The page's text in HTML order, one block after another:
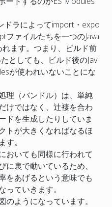
ドラによってimport・expo
ファイルたちを一つのJava
ます。つまり、ビルド前
としても、ビルド後のJav
が使われいないことにな
理（バンドル）は、単純
けではなく、辻褄を合わ
ドを生成したりしていま
トが大きくなればなるほ
。
おいても同様に行われて
裏で動いているため、
をあげるという意味でも
ていきます。
ようになっています。